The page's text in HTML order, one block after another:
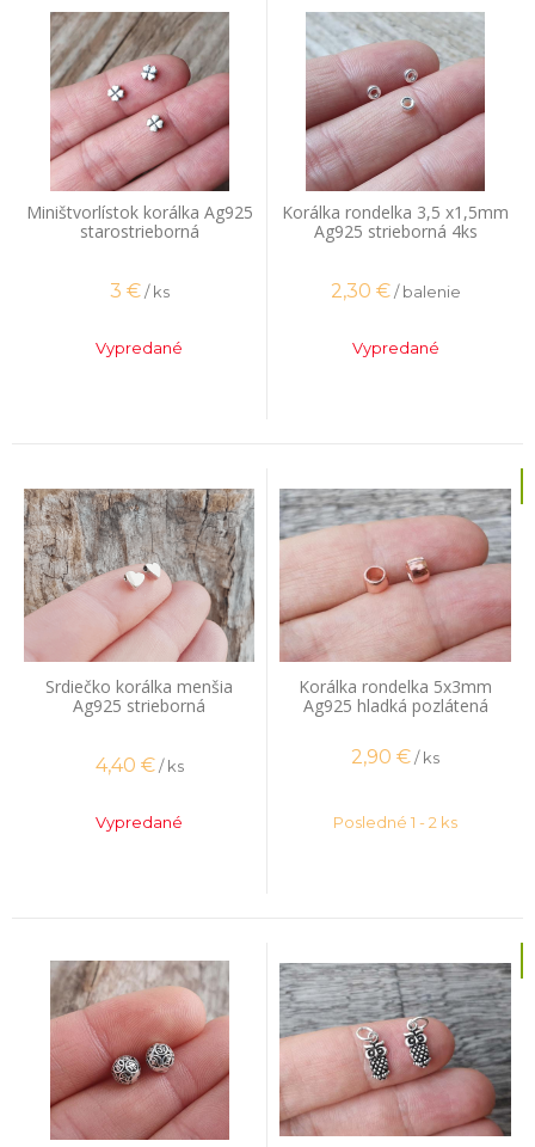
Miništvorlístok korálka Ag925
starostrieborná
3 € / ks
Vypredané
Korálka rondelka 3,5 x1,5mm
Ag925 strieborná 4ks
2,30 € / balenie
Vypredané
Srdiečko korálka menšia
Ag925 strieborná
4,40 € / ks
Vypredané
Korálka rondelka 5x3mm
Ag925 hladká pozlátená
ružovým zlatom
2,90 €/ ks
Posledné 1 - 2 ks